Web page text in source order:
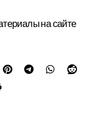
на сайте